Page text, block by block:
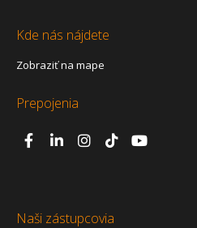
Kde nás nájdete
Zobraziť na mape
Prepojenia
Naši zástupcovia